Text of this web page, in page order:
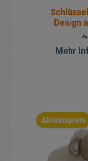
Design
Mehr
Aktionspreis